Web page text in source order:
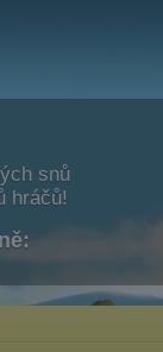
snů
hráčů!